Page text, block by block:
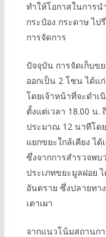
ทำให้โอกาสในการ
กระป๋อง กระดาษ ไป
การจัดการ
ปัจจุบัน การจัดเก็บข
ออกเป็น 2 โซน ได้แ
โดยเจ้าหน้าที่จะดำ
ตั้งแต่เวลา 18.00 น.
ประมาณ 12 นาทีโด
แยกขยะใกล้เคียง ไ
ซึ่งจากการสำรวจพบ
ประเภทขยะมูลฝอย
อันตราย ซึ่งปลายทา
เตาเผา
จากแนวโน้มสถานก